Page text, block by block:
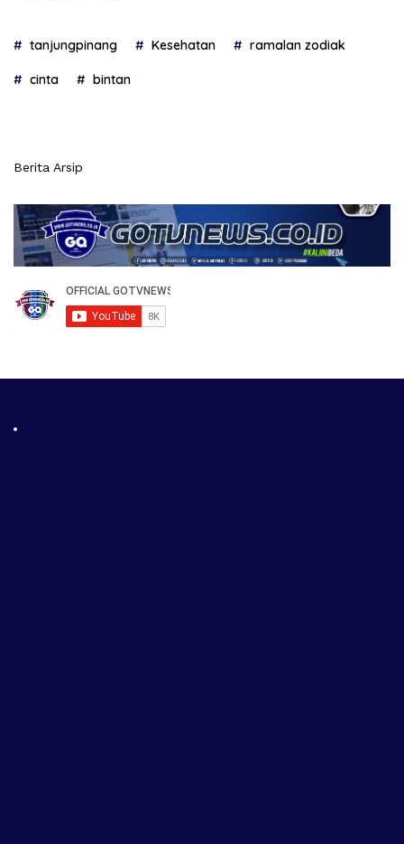
tanjungpinang Kesehatan ramalan zodiak
cinta bintan
Berita Arsip